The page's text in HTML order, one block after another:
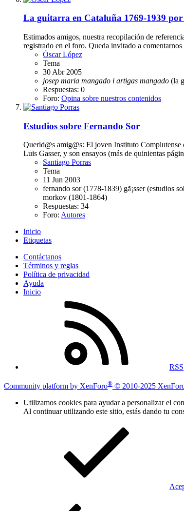
La guitarra en Cataluña 1769-1939
Estimados amigos, nuestra recopilación de
registrado en el foro. Queda invitado a
Óscar López
Tema
30 Abr 2005
josep maria mangado i artigas mangado (la
Respuestas: 0
Foro: Opina sobre nuestros contenidos
Estudios sobre Fernando Sor
Querid@s amig@s: El joven Instituto
Luis Gasser, y son ensayos (más de quinientas
Santiago Porras
Tema
11 Jun 2003
fernando sor (1778-1839) gã¡sser (estudios
morkov (1801-1864)
Respuestas: 34
Foro: Autores
Inicio
Etiquetas
Contáctanos
Términos y reglas
Política de privacidad
Ayuda
Inicio
RSS
Community platform by XenForo® © 2010-2025
Utilizamos cookies para ayudar a personalizar el
Al continuar utilizando este sitio, estás dando tu